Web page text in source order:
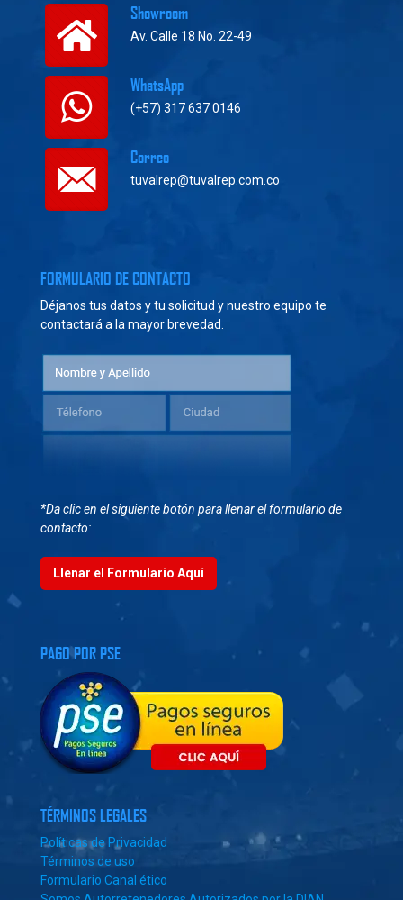
Showroom
Av. Calle 18 No. 22-49
WhatsApp
(+57) 317 637 0146
Correo
tuvalrep@tuvalrep.com.co
FORMULARIO DE CONTACTO
Déjanos tus datos y tu solicitud y nuestro equipo te
contactará a la mayor brevedad.
*Da clic en el siguiente botón para llenar el formulario de
contacto:
Llenar el Formulario Aquí
PAGO POR PSE
TÉRMINOS LEGALES
Políticas de Privacidad
Términos de uso
Formulario Canal ético